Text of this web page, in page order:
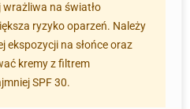
na światło
ryzyko oparzeń. Należy
ekspozycji na słońce oraz
kremy z filtrem
SPF 30.